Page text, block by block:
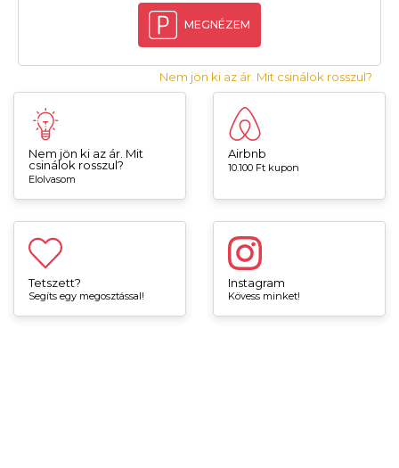
MEGNÉZEM
Nem jön ki az ár. Mit csinálok rosszul?
Nem jön ki az ár. Mit
csinálok rosszul?
Elolvasom
Airbnb
10.100 Ft kupon
Tetszett?
Segíts egy megosztással!
Instagram
Kövess minket!